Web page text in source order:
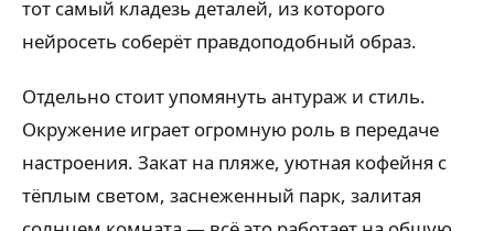
тот самый кладезь деталей, из которого
нейросеть соберёт правдоподобный образ.
Отдельно стоит упомянуть антураж и стиль.
Окружение играет огромную роль в передаче
настроения. Закат на пляже, уютная кофейня с
тёплым светом, заснеженный парк, залитая